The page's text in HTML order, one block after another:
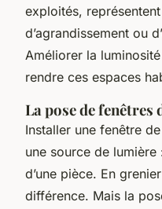
exploités,
d’agrandissement ou
Améliorer la
rendre ces espaces
La pose de fenêtres
Installer une fenêtre
une source de lumière
d’une pièce. En
différence. Mais la